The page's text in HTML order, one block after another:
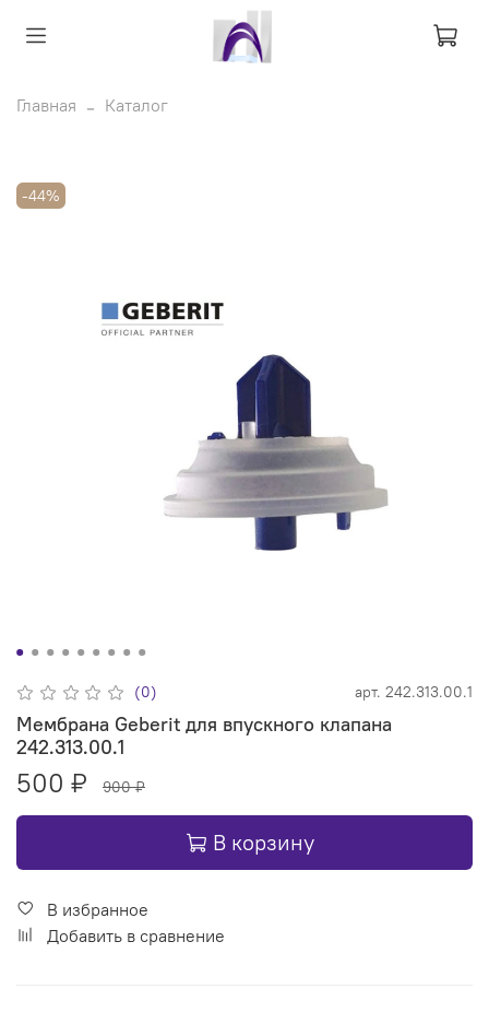
Главная Каталог
-44%
(0) арт. 242.313.00.1
Мембрана Geberit для впускного клапана
242.313.00.1
500 ₽ 900 ₽
В корзину
В избранное
Добавить в сравнение